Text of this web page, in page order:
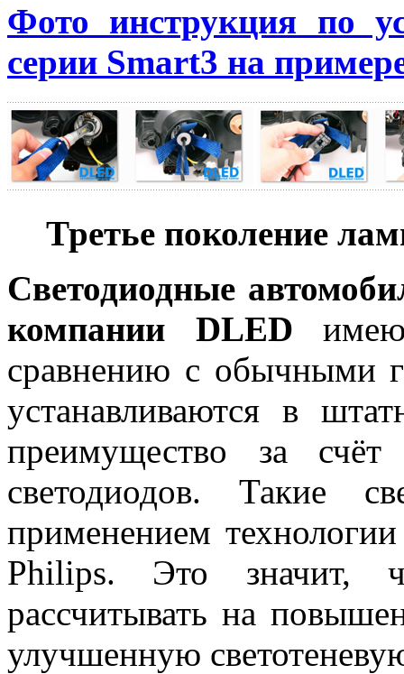
Фото инструкция по
серии Smart3 на
Третье поколение
Светодиодные
компании DLED
сравнению с обычными
устанавливаются в
преимущество за счёт
светодиодов. Такие
применением
Philips. Это значит,
рассчитывать на
улучшенную